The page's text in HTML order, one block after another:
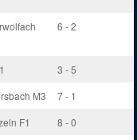
6 - 2
3 - 5
M3
7 - 1
F1
8 - 0